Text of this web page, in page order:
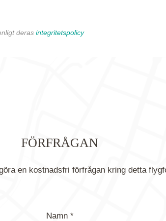
deras integritetspolicy
FÖRFRÅGAN
en kostnadsfri förfrågan kring detta
Namn *